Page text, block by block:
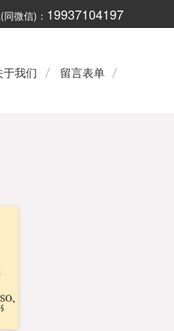
微信)： 19937104197
于我们 留言表单